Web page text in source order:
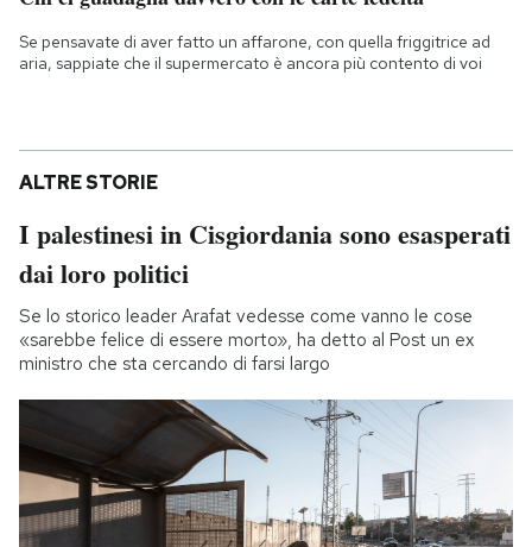
Se pensavate di aver fatto un affarone, con quella friggitrice ad
aria, sappiate che il supermercato è ancora più contento di voi
ALTRE STORIE
I palestinesi in Cisgiordania sono esasperati
dai loro politici
Se lo storico leader Arafat vedesse come vanno le cose
«sarebbe felice di essere morto», ha detto al Post un ex
ministro che sta cercando di farsi largo